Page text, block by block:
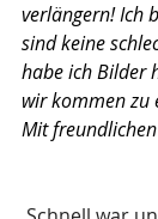
verlängern! Ich
sind keine
habe ich Bilder
wir kommen zu
Mit